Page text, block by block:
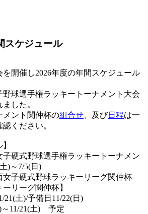
スケジュール
を開催し2026年度の年間スケジュール
野球選手権ラッキートーナメント大会
した。
メント関仲杯の組合せ 、及び日程は一
ください。
硬式野球選手権ラッキートーナメン
)～7/5(日)
子硬式野球ラッキーリーグ関仲杯
ーリーグ関仲杯】
21(土)/予備日11/22(日)
～11/21(土) 予定